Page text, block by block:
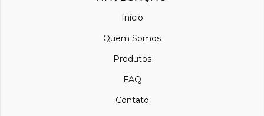
Início
Quem Somos
Produtos
FAQ
Contato